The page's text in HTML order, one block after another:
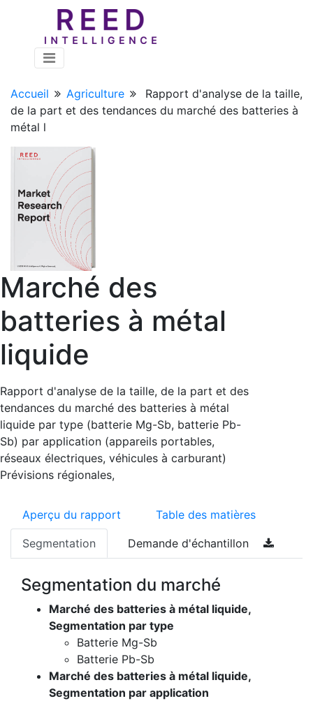
Accueil Agriculture
Rapport d'analyse de la taille,
de la part et des tendances du marché des batteries à
métal l
Marché des
batteries à métal
liquide
Rapport d'analyse de la taille, de la part et des
tendances du marché des batteries à métal
liquide par type (batterie Mg-Sb, batterie Pb-
Sb) par application (appareils portables,
réseaux électriques, véhicules à carburant)
Prévisions régionales,
Aperçu du rapport Table des matières
Segmentation Demande d'échantillon
Segmentation du marché
Marché des batteries à métal liquide,
Segmentation par type
Batterie Mg-Sb
Batterie Pb-Sb
Marché des batteries à métal liquide,
Segmentation par application